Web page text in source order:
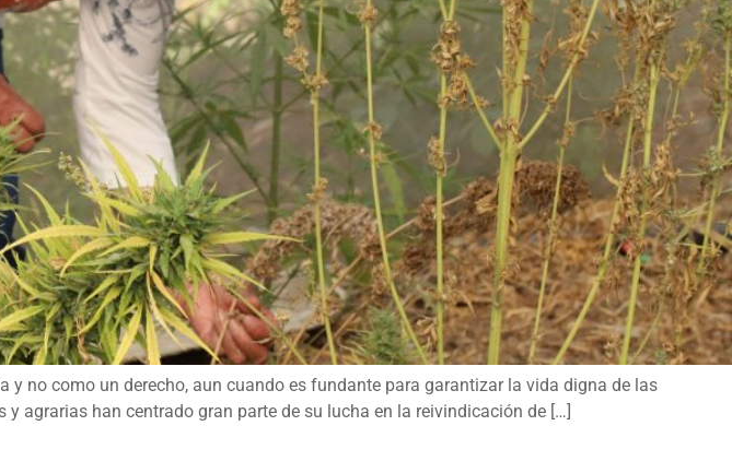
no como un derecho, aun cuando es fundante para garantizar la vida digna de las
agrarias han centrado gran parte de su lucha en la reivindicación de […]